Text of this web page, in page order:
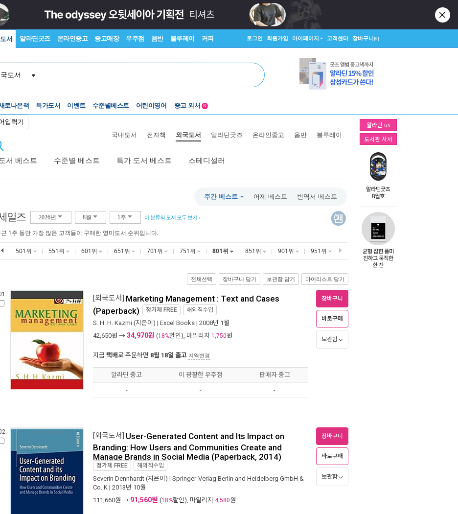
서 알라딘굿즈 온라인중고 중고매장 우주점 음반 블루레이 커피 로그인 회원가입 마이페이지 고객센터 장바구니(0)
도서
입력기
로나온책 특가도서 이벤트
수준별베스트
Lexile®
어린이영어
중고 외서
5백원부터
N
알라딘 us
도서관 사서
국내도서 전자책 외국도서 알라딘굿즈 온라인중고 음반 블루레이
서 베스트 수준별 베스트 특가 도서 베스트 스테디셀러
주간 베스트 어제 베스트 번역서 베스트
일즈 2026년 8월 1주 이 분류의 도서 모두 보기
근 1주 동안 가장 많은 고객들이 구매한 영미도서 순위입니다.
501위 551위 601위 651위 701위 751위 801위 851위 901위 951위
전체선택 장바구니 담기 보관함 담기 마이리스트 담기
[외국도서] Marketing Management : Text and Cases
(Paperback) 정가제 FREE 해외직수입
S. H. H. Kazmi (지은이) | Excel Books | 2008년 1월
42,650원 → 34,970원 (18%할인), 마일리지 1,750원
지금 택배로 주문하면 8월 18일 출고 지역변경
장바구니
바로구매
보관함
알라딘 중고 이 광활한 우주점 판매자 중고
- - -
[외국도서] User-Generated Content and Its Impact on
Branding: How Users and Communities Create and
Manage Brands in Social Media (Paperback, 2014)
정가제 FREE 해외직수입
Severin Dennhardt (지은이) | Springer-Verlag Berlin and Heidelberg GmbH &
Co. K | 2013년 10월
111,660원 → 91,560원 (18%할인), 마일리지 4,580원
장바구니
바로구매
보관함